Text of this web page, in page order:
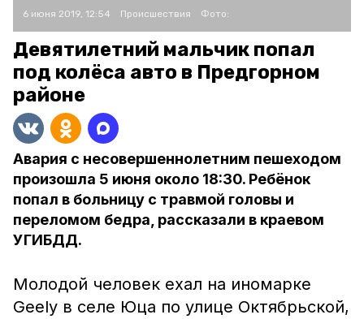
6 июня 2019, 12:54 Происшествия Фото:
Девятилетний мальчик попал
под колёса авто в Предгорном
районе
Авария с несовершеннолетним пешеходом
произошла 5 июня около 18:30. Ребёнок
попал в больницу с травмой головы и
переломом бедра, рассказали в краевом
УГИБДД.
Молодой человек ехал на иномарке
Geely в селе Юца по улице Октябрьской,